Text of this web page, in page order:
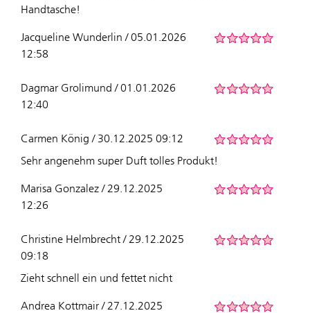
Handtasche!
Jacqueline Wunderlin / 05.01.2026
12:58
Dagmar Grolimund / 01.01.2026
12:40
Carmen König / 30.12.2025 09:12
Sehr angenehm super Duft tolles Produkt!
Marisa Gonzalez / 29.12.2025
12:26
Christine Helmbrecht / 29.12.2025
09:18
Zieht schnell ein und fettet nicht
Andrea Kottmair / 27.12.2025